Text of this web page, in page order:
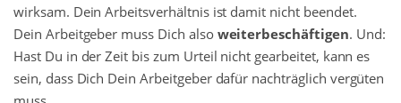
wirksam. Dein Arbeitsverhältnis ist damit nicht beendet.
Dein Arbeitgeber muss Dich also weiterbeschäftigen. Und:
Hast Du in der Zeit bis zum Urteil nicht gearbeitet, kann es
sein, dass Dich Dein Arbeitgeber dafür nachträglich vergüten